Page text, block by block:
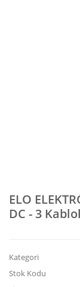
ELO
DC - 3
Kategori
Stok Kodu